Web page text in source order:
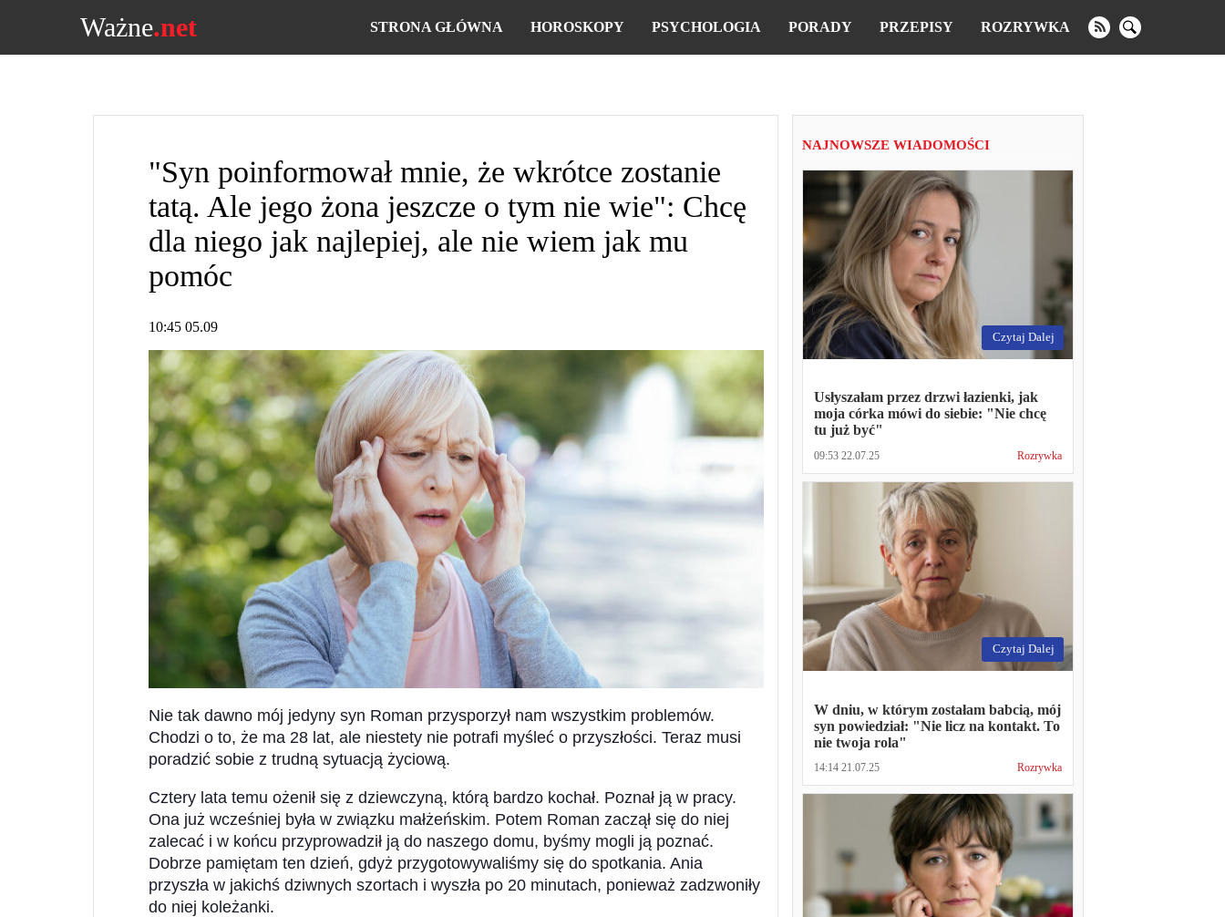
Ważne.net STRONA GŁÓWNA HOROSKOPY PSYCHOLOGIA PORADY PRZEPISY ROZRYWKA
"Syn poinformował mnie, że wkrótce zostanie
tatą. Ale jego żona jeszcze o tym nie wie": Chcę
dla niego jak najlepiej, ale nie wiem jak mu
pomóc
10:45 05.09
Nie tak dawno mój jedyny syn Roman przysporzył nam wszystkim problemów.
Chodzi o to, że ma 28 lat, ale niestety nie potrafi myśleć o przyszłości. Teraz musi
poradzić sobie z trudną sytuacją życiową.
Cztery lata temu ożenił się z dziewczyną, którą bardzo kochał. Poznał ją w pracy.
Ona już wcześniej była w związku małżeńskim. Potem Roman zaczął się do niej
zalecać i w końcu przyprowadził ją do naszego domu, byśmy mogli ją poznać.
Dobrze pamiętam ten dzień, gdyż przygotowywaliśmy się do spotkania. Ania
przyszła w jakichś dziwnych szortach i wyszła po 20 minutach, ponieważ zadzwoniły
do niej koleżanki.
NAJNOWSZE WIADOMOŚCI
Czytaj Dalej
Usłyszałam przez drzwi łazienki, jak
moja córka mówi do siebie: "Nie chcę
tu już być"
09:53 22.07.25 Rozrywka
Czytaj Dalej
W dniu, w którym zostałam babcią, mój
syn powiedział: "Nie licz na kontakt. To
nie twoja rola"
14:14 21.07.25 Rozrywka